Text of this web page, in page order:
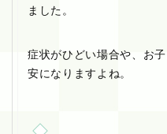
ました。
症状がひどい場合や、お
安になりますよね。